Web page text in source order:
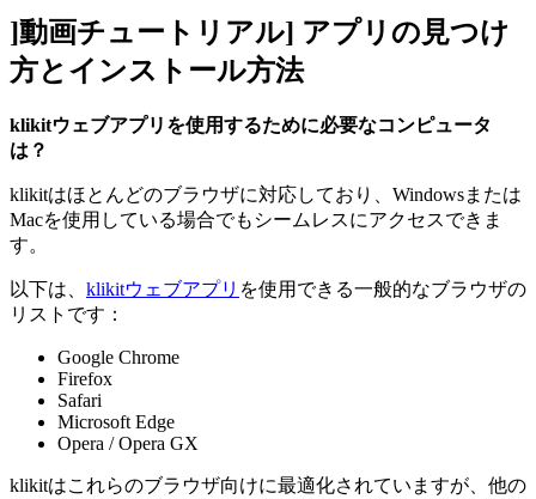
]動画チュートリアル] アプリの見つけ
方とインストール方法
klikitウェブアプリを使用するために必要なコンピュータ
は？
klikitはほとんどのブラウザに対応しており、Windowsまたは
Macを使用している場合でもシームレスにアクセスできま
す。
以下は、 klikitウェブアプリ を使用できる一般的なブラウザの
リストです：
Google Chrome
Firefox
Safari
Microsoft Edge
Opera / Opera GX
klikitはこれらのブラウザ向けに最適化されていますが、他の